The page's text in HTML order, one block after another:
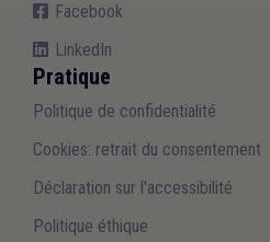
Facebook
LinkedIn
Pratique
Politique de confidentialité
Cookies: retrait du consentement
Déclaration sur l'accessibilité
Politique éthique